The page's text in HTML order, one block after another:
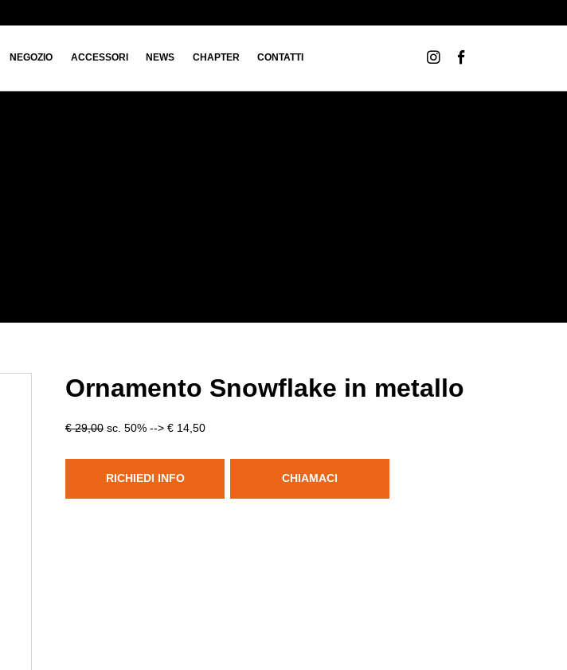
NEGOZIO ACCESSORI NEWS CHAPTER CONTATTI
Ornamento Snowflake in metallo
€ 29,00 sc. 50% --> € 14,50
RICHIEDI INFO CHIAMACI